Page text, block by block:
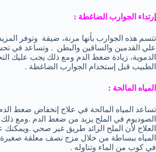
إرتداء الجوارب الضاغطة :
تتسم هذه الجوارب بأنها مرنة، ضيقة وتوفر
علي القدمين والساقين والبطن . وتساعد في
الدموية، زيادة ضغط الدم ومع ذلك يجب عليك
الطبيب قبل إستخدام الجوارب الضاغطة .
المياه المالحة :
تساعد المياه المالحة في علاج إنخفاض ضغط
الصوديوم في الملح يزيد من ضغط الدم .ومع ذلك
العلاج لأن الملح الزائد طريق غير صحي
المياه ببساطة من خلال مزج نصف معلقة
في كوب من الماء وتناوله .